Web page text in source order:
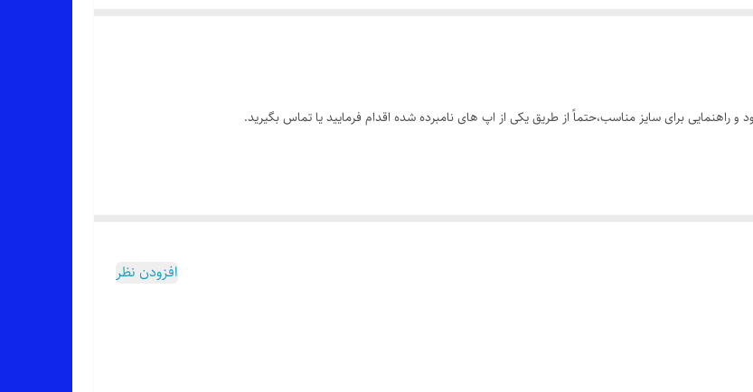
برای سایز مناسب،حتماً از طریق یکی از اپ های نامبرده شده اقدام فرمایید یا تماس بگیرید.
افزودن نظر